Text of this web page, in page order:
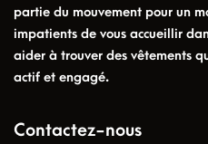
partie du mouvement pour un
impatients de vous accueillir
aider à trouver des vêtements
actif et engagé.
Contactez-nous